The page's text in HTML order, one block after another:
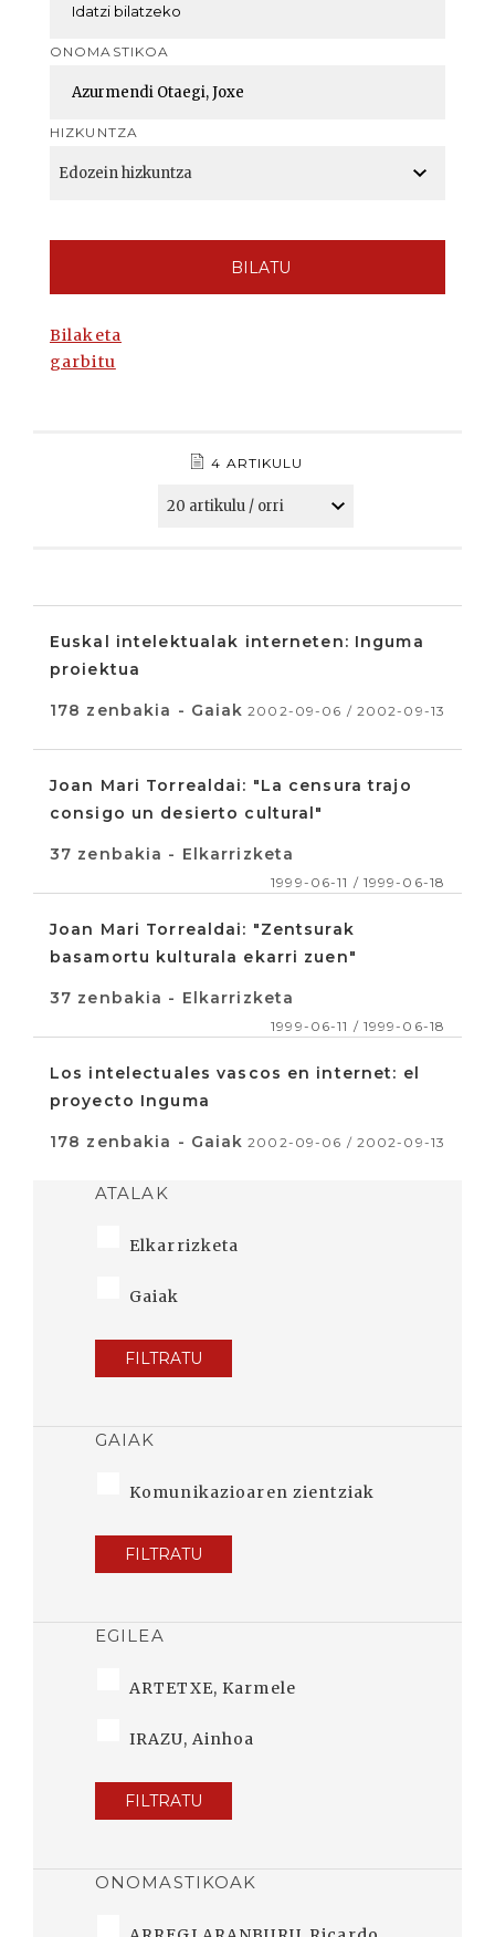
ONOMASTIKOA
HIZKUNTZA
BILATU
Bilaketa
garbitu
4 ARTIKULU
Euskal intelektualak interneten: Inguma
proiektua
178 zenbakia - Gaiak 2002-09-06 / 2002-09-13
Joan Mari Torrealdai: "La censura trajo
consigo un desierto cultural"
37 zenbakia - Elkarrizketa
1999-06-11 / 1999-06-18
Joan Mari Torrealdai: "Zentsurak
basamortu kulturala ekarri zuen"
37 zenbakia - Elkarrizketa
1999-06-11 / 1999-06-18
Los intelectuales vascos en internet: el
proyecto Inguma
178 zenbakia - Gaiak 2002-09-06 / 2002-09-13
ATALAK
Elkarrizketa
Gaiak
FILTRATU
GAIAK
Komunikazioaren zientziak
FILTRATU
EGILEA
ARTETXE, Karmele
IRAZU, Ainhoa
FILTRATU
ONOMASTIKOAK